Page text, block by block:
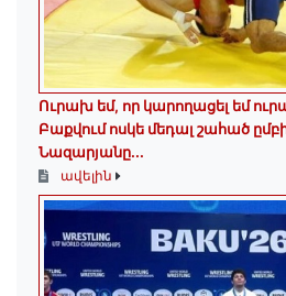
Ուրախ եմ, որ կարողացել եմ
Բաքվում ոսկե մեդալ շահած
Նազարյանը...
ավելին